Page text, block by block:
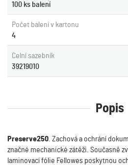
100 ks balení
Počet balení v kartonu
4
Celní sazebník
39219010
Popis
Preserve250 . Zachová a ochrání
značné mechanické zátěži. Současně
laminovací fólie Fellowes poskytnou